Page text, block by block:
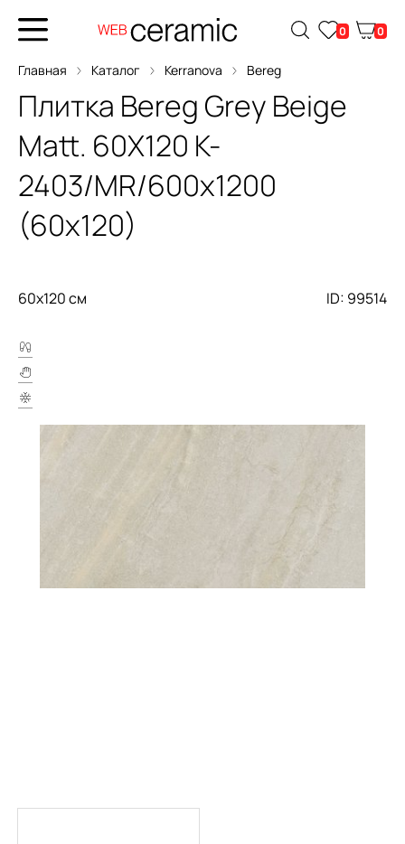
0 0
Главная Каталог Kerranova Bereg
Плитка Bereg Grey Beige
Matt. 60X120 K-
2403/MR/600x1200
(60x120)
60x120 см ID: 99514